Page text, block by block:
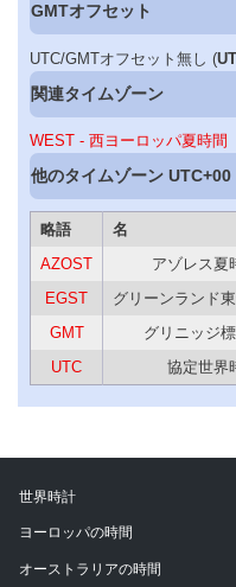
GMTオフセット
UTC/GMTオフセット無し (
関連タイムゾーン
WEST - 西ヨーロッパ夏時間
他のタイムゾーン UTC+00
略語
名
AZOST
アゾレス夏
EGST
グリーンランド
GMT
グリニッジ
UTC
協定世界
世界時計
ヨーロッパの時間
オーストラリアの時間